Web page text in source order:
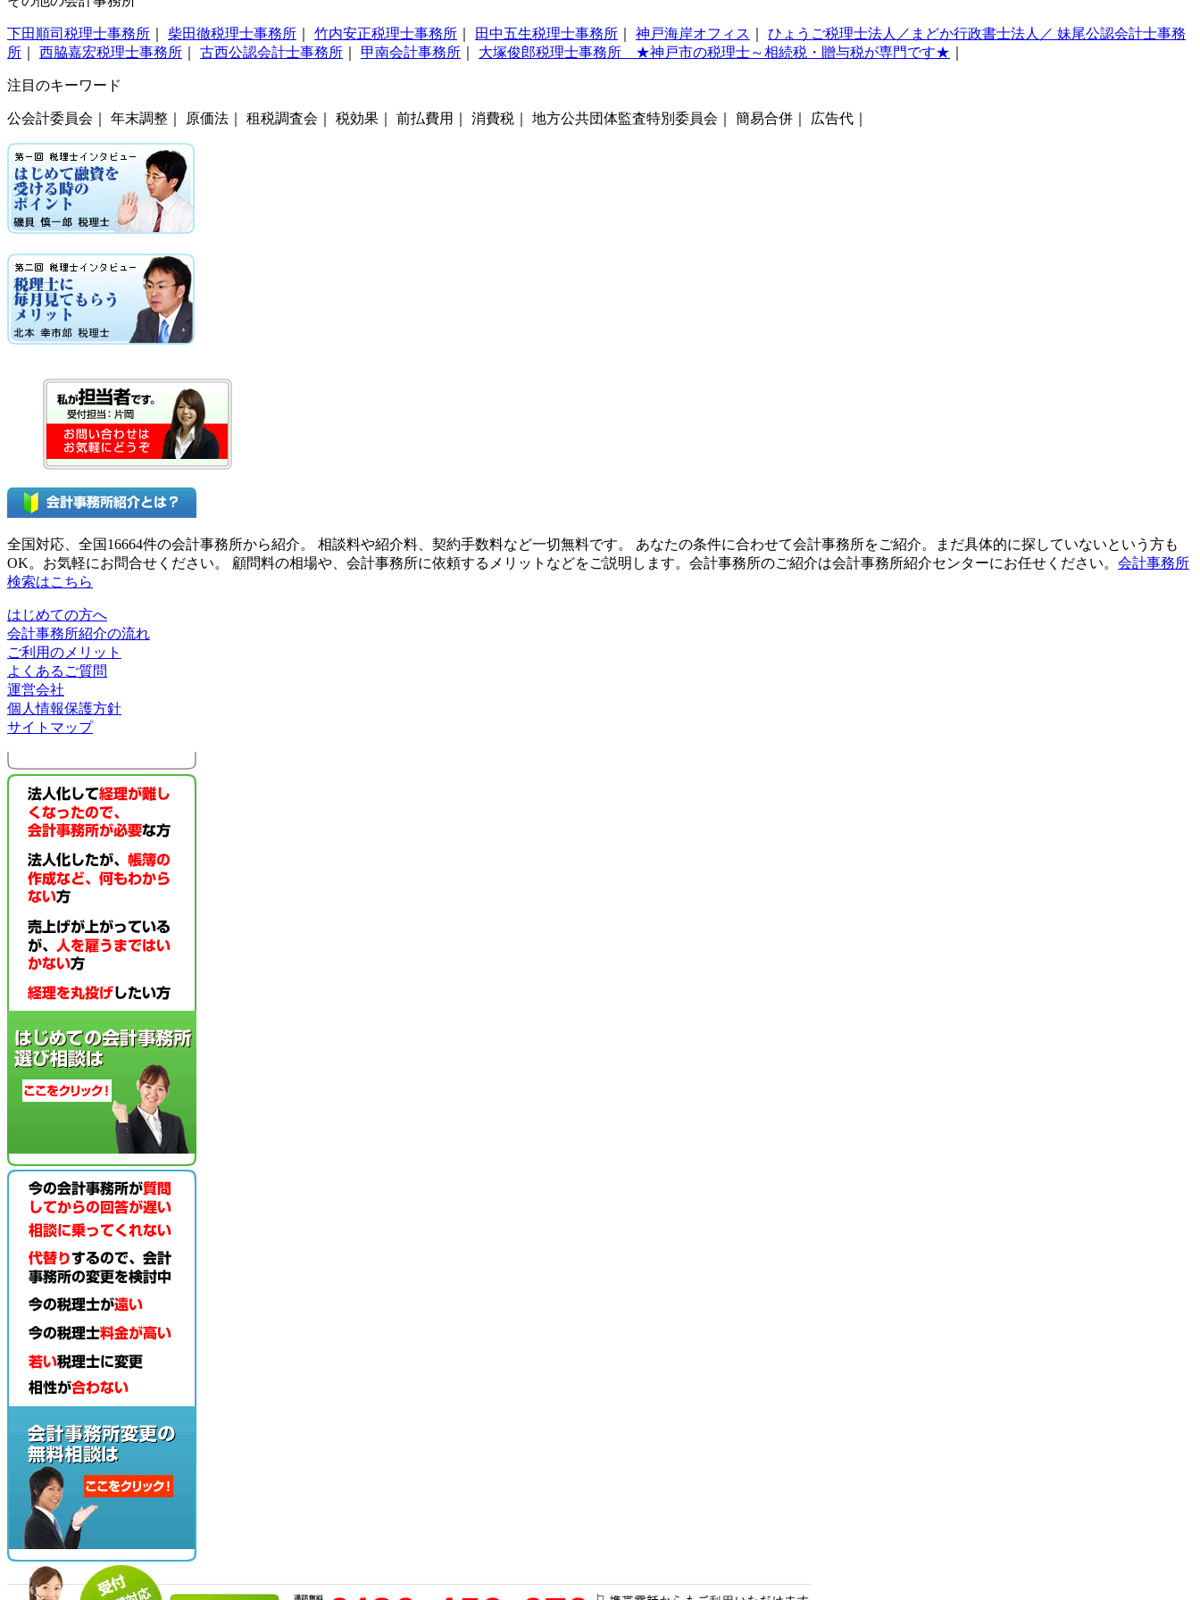
下田順司税理士事務所 柴田徹税理士事務所 竹内安正税理士事務所 田中五生税理士事務所 神戸海岸オフィス
ひょうご税理士法人／まどか行政書士法人／ 妹尾公認会計士事務
所
西脇嘉宏税理士事務所 古西公認会計士事務所 甲南会計事務所 大塚俊郎税理士事務所 ★神戸市の税理士～相続税・贈与税が専門です★
注目のキーワード
公会計委員会｜ 年末調整｜ 原価法｜ 租税調査会｜ 税効果｜ 前払費用｜ 消費税｜ 地方公共団体監査特別委員会｜ 簡易合併｜ 広告代｜
全国対応、全国16664件の会計事務所から紹介。 相談料や紹介料、契約手数料など一切無料です。 あなたの条件に合わせて会計事務所をご紹介。まだ具体的に探していないという方も
OK。お気軽にお問合せください。 顧問料の相場や、会計事務所に依頼するメリットなどをご説明します。会計事務所のご紹介は会計事務所紹介センターにお任せください。 会計事務所
検索はこちら
はじめての方へ
会計事務所紹介の流れ
ご利用のメリット
よくあるご質問
運営会社
個人情報保護方針
サイトマップ